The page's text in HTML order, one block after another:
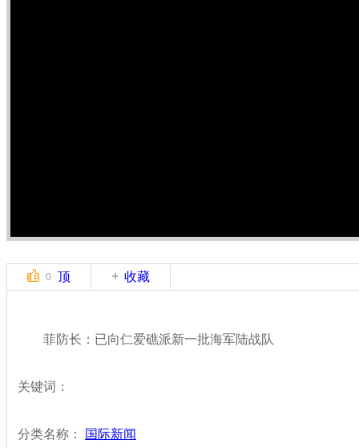
0 顶 收藏
菲防长：已向仁爱礁派新一批海军陆战队
关键词：
分类名称： 国际新闻